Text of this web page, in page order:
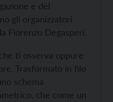
e del
gli organizzatori
Fiorenzo Degasperi.
ti osserva oppure
Trasformato in filo
schema
che come un